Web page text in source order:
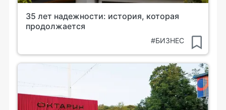
35 лет надежности: история, которая
продолжается
#БИЗНЕС